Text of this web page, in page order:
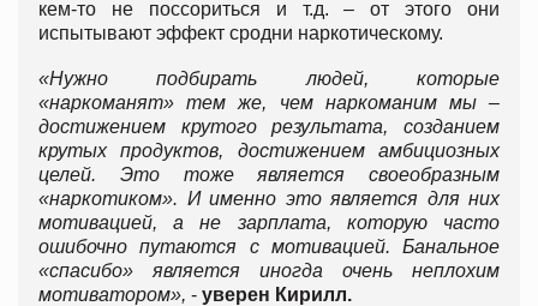
кем-то не поссориться и т.д. – от этого они
испытывают эффект сродни наркотическому.
«Нужно подбирать людей, которые
«наркоманят» тем же, чем наркоманим мы –
достижением крутого результата, созданием
крутых продуктов, достижением амбициозных
целей. Это тоже является своеобразным
«наркотиком». И именно это является для них
мотивацией, а не зарплата, которую часто
ошибочно путаются с мотивацией. Банальное
«спасибо» является иногда очень неплохим
мотиватором», - уверен Кирилл.